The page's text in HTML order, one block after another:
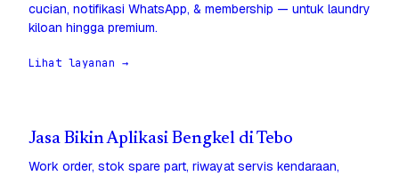
cucian, notifikasi WhatsApp, & membership — untuk laundry
kiloan hingga premium.
Lihat layanan →
Jasa Bikin Aplikasi Bengkel di Tebo
Work order, stok spare part, riwayat servis kendaraan,